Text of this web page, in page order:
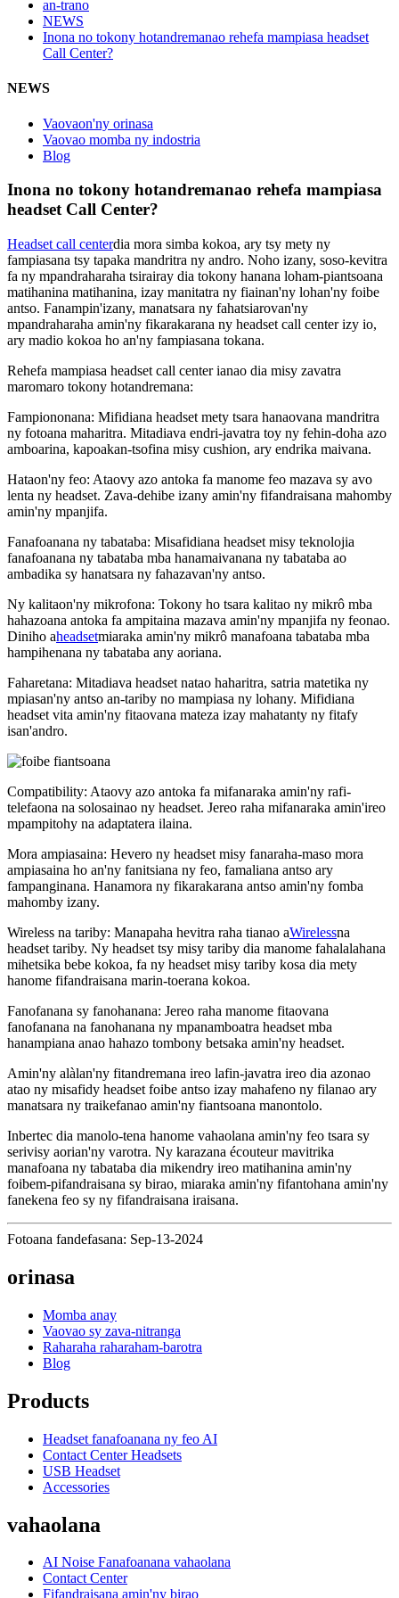
an-trano
NEWS
Inona no tokony hotandremanao rehefa mampiasa headset
Call Center?
NEWS
Vaovaon'ny orinasa
Vaovao momba ny indostria
Blog
Inona no tokony hotandremanao rehefa mampiasa
headset Call Center?
Headset call centerdia mora simba kokoa, ary tsy mety ny
fampiasana tsy tapaka mandritra ny andro. Noho izany, soso-kevitra
fa ny mpandraharaha tsirairay dia tokony hanana loham-piantsoana
matihanina matihanina, izay manitatra ny fiainan'ny lohan'ny foibe
antso. Fanampin'izany, manatsara ny fahatsiarovan'ny
mpandraharaha amin'ny fikarakarana ny headset call center izy io,
ary madio kokoa ho an'ny fampiasana tokana.
Rehefa mampiasa headset call center ianao dia misy zavatra
maromaro tokony hotandremana:
Fampiononana: Mifidiana headset mety tsara hanaovana mandritra
ny fotoana maharitra. Mitadiava endri-javatra toy ny fehin-doha azo
amboarina, kapoakan-tsofina misy cushion, ary endrika maivana.
Hataon'ny feo: Ataovy azo antoka fa manome feo mazava sy avo
lenta ny headset. Zava-dehibe izany amin'ny fifandraisana mahomby
amin'ny mpanjifa.
Fanafoanana ny tabataba: Misafidiana headset misy teknolojia
fanafoanana ny tabataba mba hanamaivanana ny tabataba ao
ambadika sy hanatsara ny fahazavan'ny antso.
Ny kalitaon'ny mikrofona: Tokony ho tsara kalitao ny mikrô mba
hahazoana antoka fa ampitaina mazava amin'ny mpanjifa ny feonao.
Diniho aheadsetmiaraka amin'ny mikrô manafoana tabataba mba
hampihenana ny tabataba any aoriana.
Faharetana: Mitadiava headset natao haharitra, satria matetika ny
mpiasan'ny antso an-tariby no mampiasa ny lohany. Mifidiana
headset vita amin'ny fitaovana mateza izay mahatanty ny fitafy
isan'andro.
Compatibility: Ataovy azo antoka fa mifanaraka amin'ny rafi-
telefaona na solosainao ny headset. Jereo raha mifanaraka amin'ireo
mpampitohy na adaptatera ilaina.
Mora ampiasaina: Hevero ny headset misy fanaraha-maso mora
ampiasaina ho an'ny fanitsiana ny feo, famaliana antso ary
fampanginana. Hanamora ny fikarakarana antso amin'ny fomba
mahomby izany.
Wireless na tariby: Manapaha hevitra raha tianao aWirelessna
headset tariby. Ny headset tsy misy tariby dia manome fahalalahana
mihetsika bebe kokoa, fa ny headset misy tariby kosa dia mety
hanome fifandraisana marin-toerana kokoa.
Fanofanana sy fanohanana: Jereo raha manome fitaovana
fanofanana na fanohanana ny mpanamboatra headset mba
hanampiana anao hahazo tombony betsaka amin'ny headset.
Amin'ny alàlan'ny fitandremana ireo lafin-javatra ireo dia azonao
atao ny misafidy headset foibe antso izay mahafeno ny filanao ary
manatsara ny traikefanao amin'ny fiantsoana manontolo.
Inbertec dia manolo-tena hanome vahaolana amin'ny feo tsara sy
serivisy aorian'ny varotra. Ny karazana écouteur mavitrika
manafoana ny tabataba dia mikendry ireo matihanina amin'ny
foibem-pifandraisana sy birao, miaraka amin'ny fifantohana amin'ny
fanekena feo sy ny fifandraisana iraisana.
Fotoana fandefasana: Sep-13-2024
orinasa
Momba anay
Vaovao sy zava-nitranga
Raharaha raharaham-barotra
Blog
Products
Headset fanafoanana ny feo AI
Contact Center Headsets
USB Headset
Accessories
vahaolana
AI Noise Fanafoanana vahaolana
Contact Center
Fifandraisana amin'ny birao